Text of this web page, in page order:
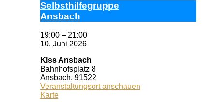
Selbst­hil­fe­grup­pe
Ans­bach
19:00 – 21:00
10. Juni 2026
Kiss Ansbach
Bahnhofsplatz 8
Ansbach, 91522
Veranstaltungsort anschauen
KarteKiss